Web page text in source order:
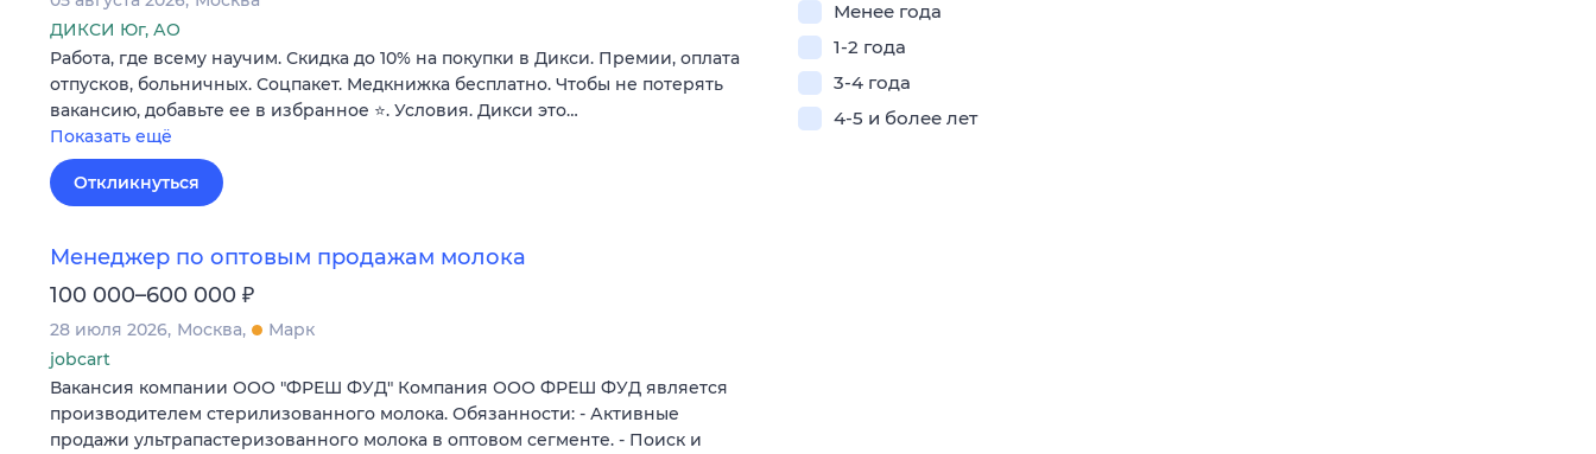
ДИКСИ Юг, АО
Работа, где всему научим. Скидка до 10% на покупки в Дикси. Премии, оплата
отпусков, больничных. Соцпакет. Медкнижка бесплатно. Чтобы не потерять
вакансию, добавьте ее в избранное ⭐. Условия. Дикси это…
Показать ещё
Откликнуться
Менеджер по оптовым продажам молока
100 000–600 000 ₽
28 июля 2026 Москва
Марк
jobcart
Вакансия компании ООО "ФРЕШ ФУД" Компания ООО ФРЕШ ФУД является
производителем стерилизованного молока. Обязанности: - Активные
продажи ультрапастеризованного молока в оптовом сегменте. - Поиск и
Менее года
1-2 года
3-4 года
4-5 и более лет